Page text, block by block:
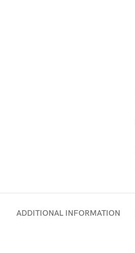
ADDITIONAL INFORMATION